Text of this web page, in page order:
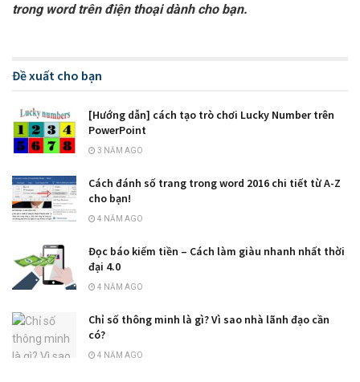
trong word trên điện thoại dành cho bạn.
Đề xuất cho bạn
[Hướng dẫn] cách tạo trò chơi Lucky Number trên
PowerPoint
3 NĂM AGO
Cách đánh số trang trong word 2016 chi tiết từ A-Z
cho bạn!
4 NĂM AGO
Đọc báo kiếm tiền – Cách làm giàu nhanh nhất thời
đại 4.0
4 NĂM AGO
Chỉ số thông minh là gì? Vì sao nhà lãnh đạo cần
có?
4 NĂM AGO